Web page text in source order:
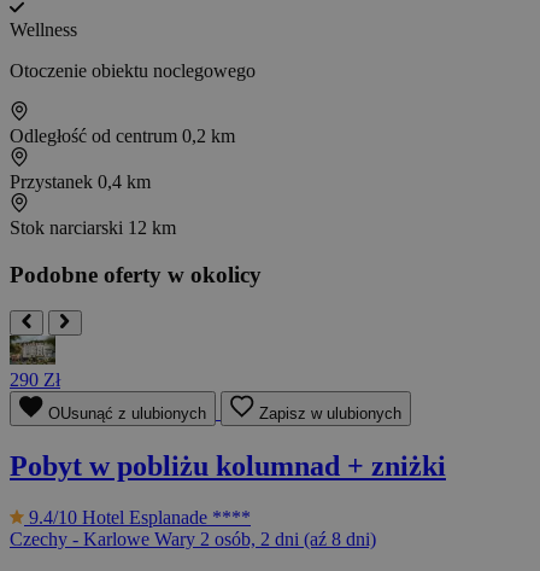
Wellness
Otoczenie obiektu noclegowego
Odległość od centrum 0,2 km
Przystanek 0,4 km
Stok narciarski 12 km
Podobne oferty w okolicy
290 Zł
OUsunąć z ulubionych Zapisz w ulubionych
Pobyt w pobliżu kolumnad + zniżki
9.4/10 Hotel Esplanade ****
Czechy - Karlowe Wary 2 osób, 2 dni (aź 8 dni)